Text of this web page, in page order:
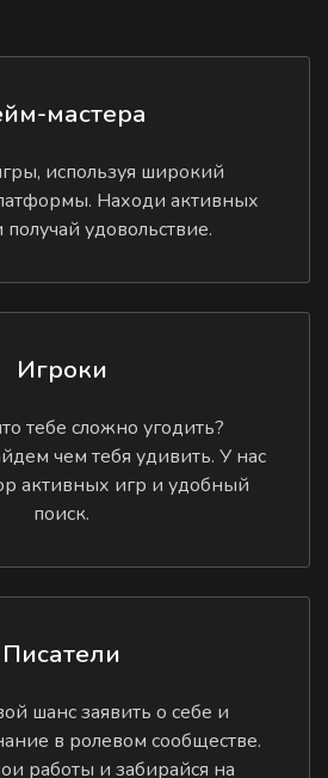
мастера
используя широкий
Находи активных
удовольствие.
Игроки
тебе сложно угодить?
чем тебя удивить. У нас
активных игр и удобный
поиск.
Писатели
шанс заявить о себе и
в ролевом сообществе.
работы и забирайся на